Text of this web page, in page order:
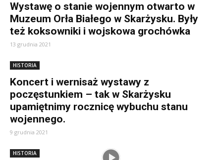
Wystawę o stanie wojennym otwarto w
Muzeum Orła Białego w Skarżysku. Były
też koksowniki i wojskowa grochówka
13 grudnia 2021
HISTORIA
Koncert i wernisaż wystawy z
poczęstunkiem – tak w Skarżysku
upamiętnimy rocznicę wybuchu stanu
wojennego.
9 grudnia 2021
HISTORIA